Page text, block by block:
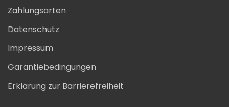
Zahlungsarten
Datenschutz
Impressum
Garantiebedingungen
Erklärung zur Barrierefreiheit